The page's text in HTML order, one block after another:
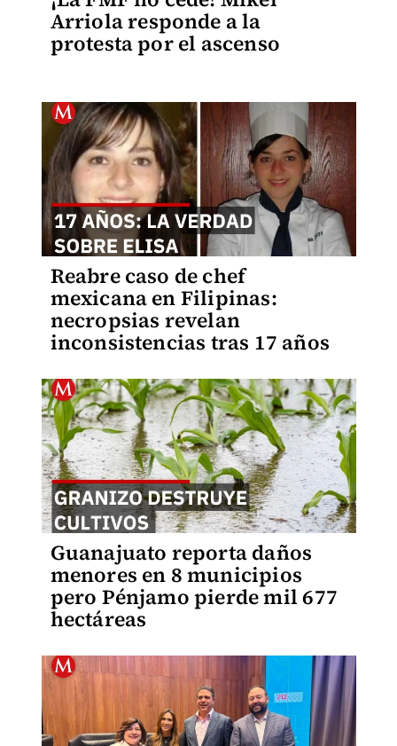
Arriola responde a la
protesta por el ascenso
Reabre caso de chef
mexicana en Filipinas:
necropsias revelan
inconsistencias tras 17 años
Guanajuato reporta daños
menores en 8 municipios
pero Pénjamo pierde mil 677
hectáreas